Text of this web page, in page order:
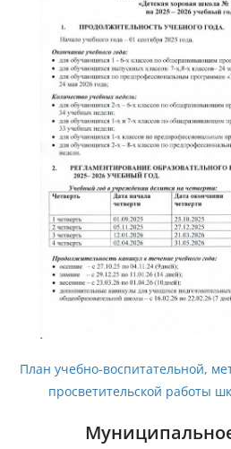
План учебно-воспитательной,
просветительской работы